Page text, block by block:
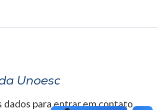
Unoesc
dados para entrar em contato